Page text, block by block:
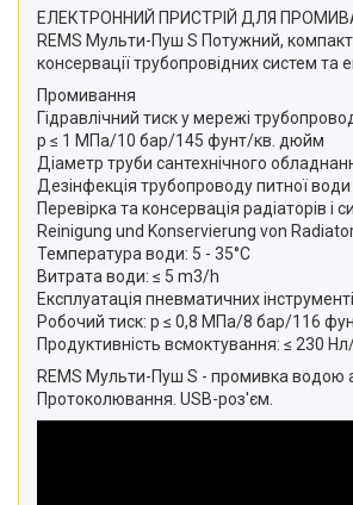
ЕЛЕКТРОННИЙ ПРИСТРІЙ ДЛЯ
REMS Мульти-Пуш S Потужний,
консервації трубопровідних систем та
Промивання
Гідравлічний тиск у мережі
p ≤ 1 МПа/10 бар/145 фунт/кв. дюйм
Діаметр труби сантехнічного
Дезінфекція трубопроводу питної води
Перевірка та консервація радіаторів і
Reinigung und Konservierung von
Температура води: 5 - 35°C
Витрата води: ≤ 5 m3/h
Експлуатація пневматичних
Робочий тиск: p ≤ 0,8 МПа/8 бар/116
Продуктивність всмоктування: ≤ 230
REMS Мульти-Пуш S - промивка водою
Протоколювання. USB-роз'єм.